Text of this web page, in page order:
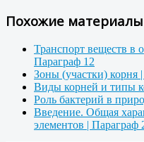
Похожие материалы
Транспорт веществ в
Параграф 12
Зоны (участки) корня
Виды корней и типы
Роль бактерий в
Введение. Общая
элементов | Параграф